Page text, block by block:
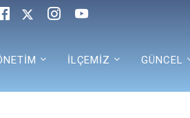
İLÇEMİZ GÜNCEL